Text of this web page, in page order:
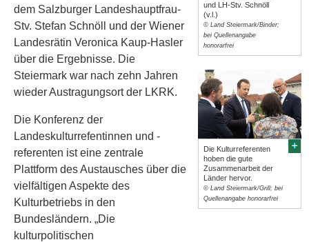
und LH-Stv. Schnöll
(v.l.)
© Land Steiermark/Binder;
bei Quellenangabe
honorarfrei
Die Kulturreferenten
hoben die gute
Zusammenarbeit der
Länder hervor.
© Land Steiermark/Grill; bei
Quellenangabe honorarfrei
dem Salzburger Landeshauptfrau-
Stv. Stefan Schnöll und der Wiener
Landesrätin Veronica Kaup-Hasler
über die Ergebnisse. Die
Steiermark war nach zehn Jahren
wieder Austragungsort der LKRK.
Die Konferenz der
Landeskulturrefentinnen und -
referenten ist eine zentrale
Plattform des Austausches über die
vielfältigen Aspekte des
Kulturbetriebs in den
Bundesländern. „Die
kulturpolitischen